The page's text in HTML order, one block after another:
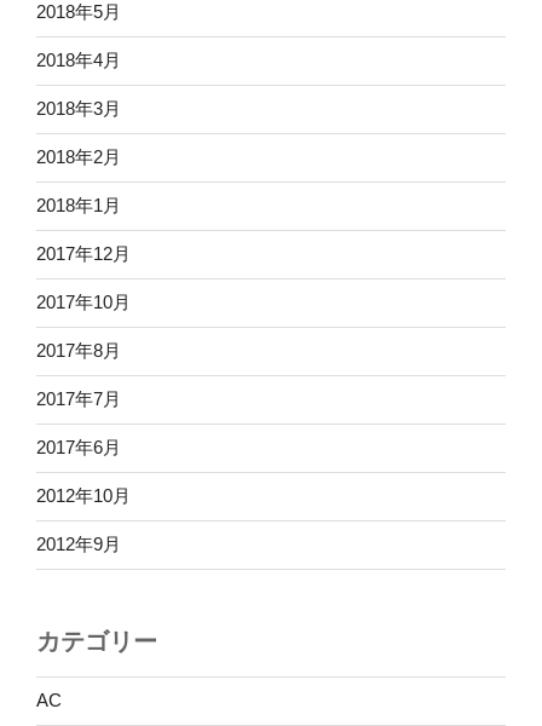
2018年5月
2018年4月
2018年3月
2018年2月
2018年1月
2017年12月
2017年10月
2017年8月
2017年7月
2017年6月
2012年10月
2012年9月
カテゴリー
AC